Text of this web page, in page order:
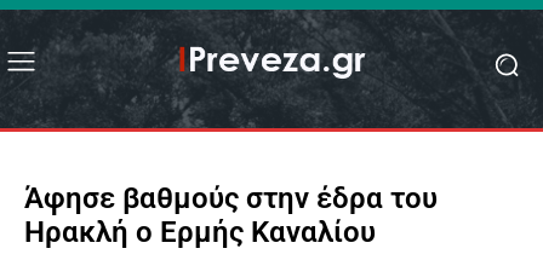
Άφησε βαθμούς στην έδρα του
Ηρακλή ο Ερμής Καναλίου